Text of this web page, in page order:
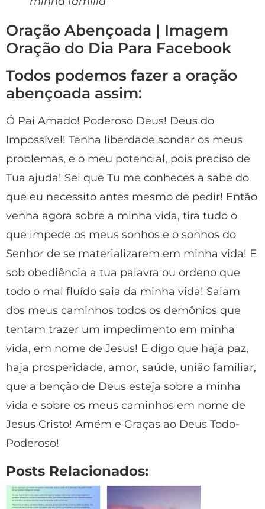
Oração Abençoada | Imagem
Oração do Dia Para Facebook
Todos podemos fazer a oração
abençoada assim:
Ó Pai Amado! Poderoso Deus! Deus do
Impossível! Tenha liberdade sondar os meus
problemas, e o meu potencial, pois preciso de
Tua ajuda! Sei que Tu me conheces a sabe do
que eu necessito antes mesmo de pedir! Então
venha agora sobre a minha vida, tira tudo o
que impede os meus sonhos e o sonhos do
Senhor de se materializarem em minha vida! E
sob obediência a tua palavra ou ordeno que
todo o mal fluído saia da minha vida! Saiam
dos meus caminhos todos os demônios que
tentam trazer um impedimento em minha
vida, em nome de Jesus! E digo que haja paz,
haja prosperidade, amor, saúde, união familiar,
que a benção de Deus esteja sobre a minha
vida e sobre os meus caminhos em nome de
Jesus Cristo! Amém e Graças ao Deus Todo-
Poderoso!
Posts Relacionados: